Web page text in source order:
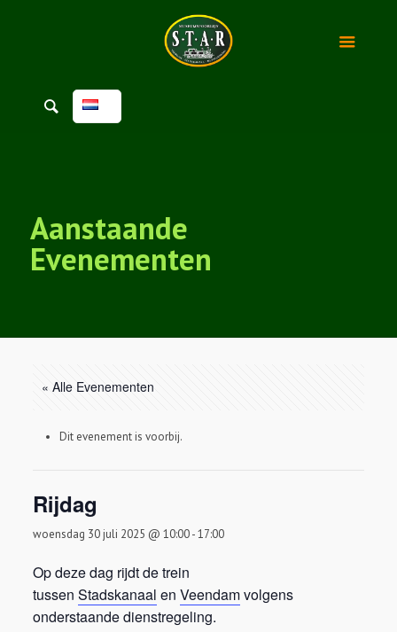
Aanstaande
Evenementen
« Alle Evenementen
Dit evenement is voorbij.
Rijdag
woensdag 30 juli 2025 @ 10:00-17:00
Op deze dag rijdt de trein
tussenStadskanaal enVeendamvolgens
onderstaande dienstregeling.